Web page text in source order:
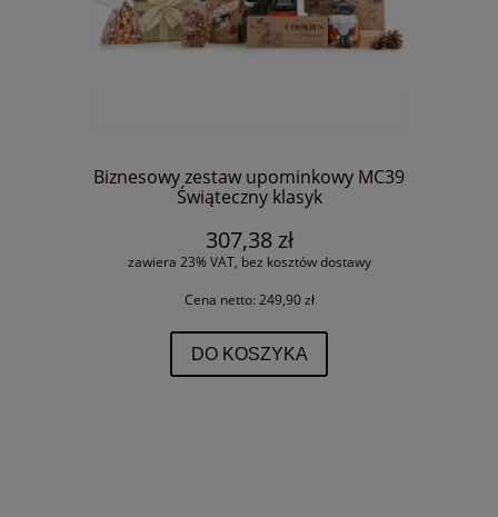
Biznesowy zestaw upominkowy MC39
Świąteczny klasyk
307,38 zł
zawiera 23% VAT, bez kosztów dostawy
Cena netto: 249,90 zł
DO KOSZYKA